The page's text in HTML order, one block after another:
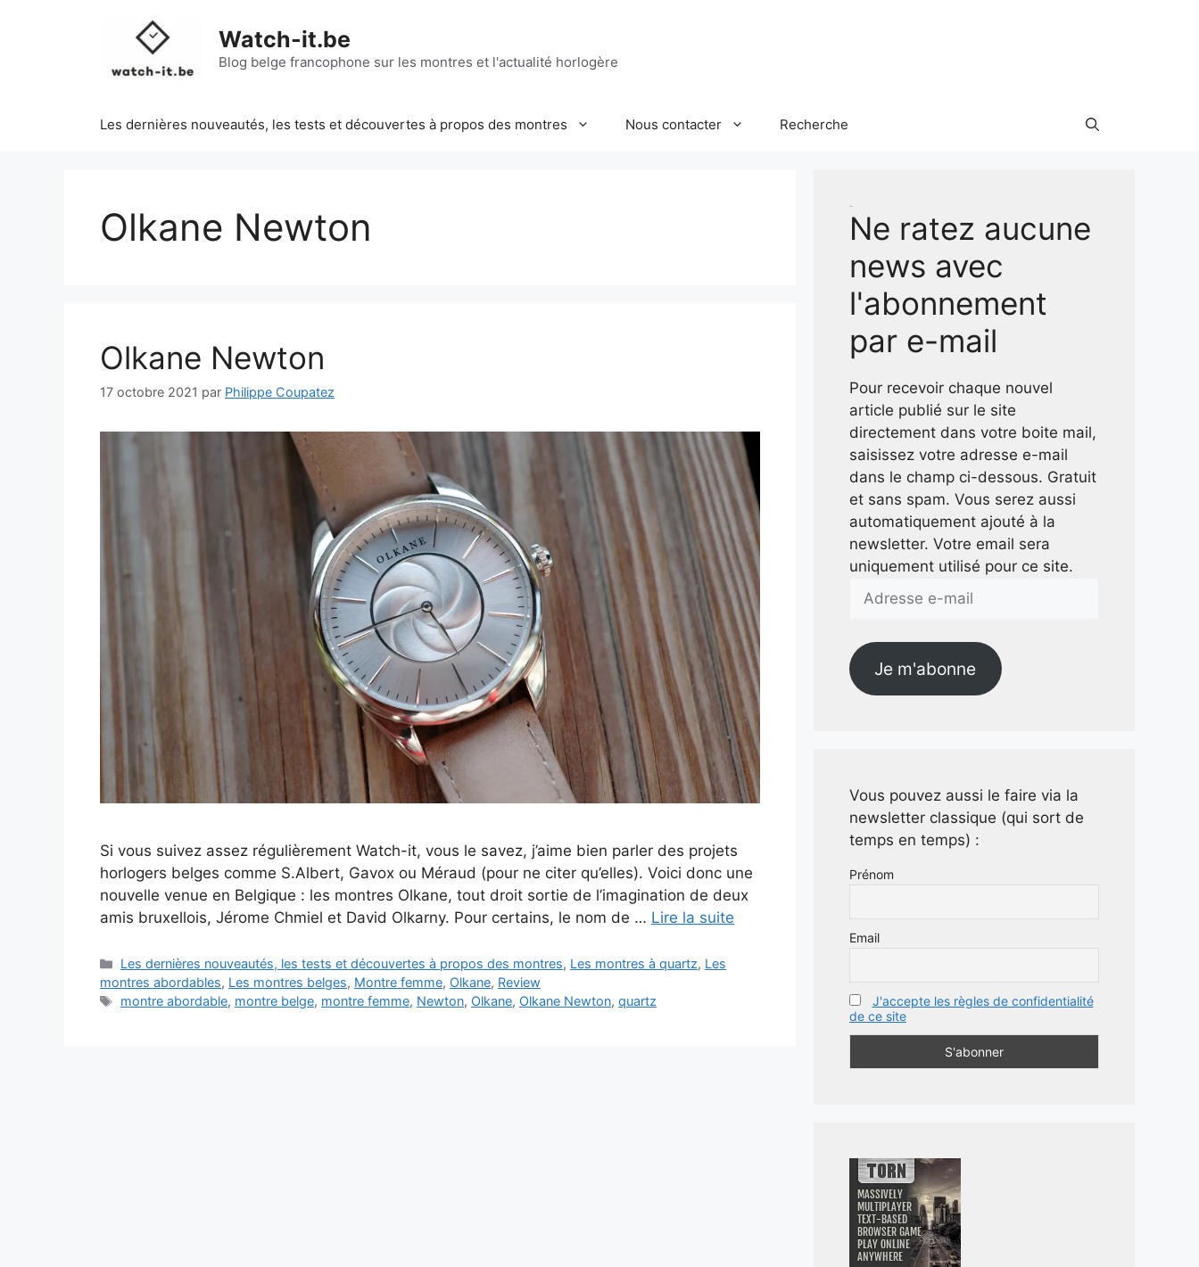
Watch-it.be
Blog belge francophone sur les montres et l'actualité horlogère
Les dernières nouveautés, les tests et découvertes à propos des montres Nous contacter Recherche
Olkane Newton
Olkane Newton
17 octobre 2021 par Philippe Coupatez
Si vous suivez assez régulièrement Watch-it, vous le savez, j’aime bien parler des projets
horlogers belges comme S.Albert, Gavox ou Méraud (pour ne citer qu’elles). Voici donc une
nouvelle venue en Belgique : les montres Olkane, tout droit sortie de l’imagination de deux
amis bruxellois, Jérome Chmiel et David Olkarny. Pour certains, le nom de … Lire la suite
Catégories
Les dernières nouveautés, les tests et découvertes à propos des montres, Les montres à quartz, Les
montres abordables, Les montres belges, Montre femme, Olkane, Review
Étiquettes
montre abordable, montre belge, montre femme, Newton, Olkane, Olkane Newton,quartz
Ne ratez aucune
news avec
l'abonnement
par e-mail
Pour recevoir chaque nouvel
article publié sur le site
directement dans votre boite mail,
saisissez votre adresse e-mail
dans le champ ci-dessous. Gratuit
et sans spam. Vous serez aussi
automatiquement ajouté à la
newsletter. Votre email sera
uniquement utilisé pour ce site.
e-
Je m'abonne
Vous pouvez aussi le faire via la
newsletter classique (qui sort de
temps en temps) :
Prénom
Email
J'accepte les règles de confidentialité
de ce site